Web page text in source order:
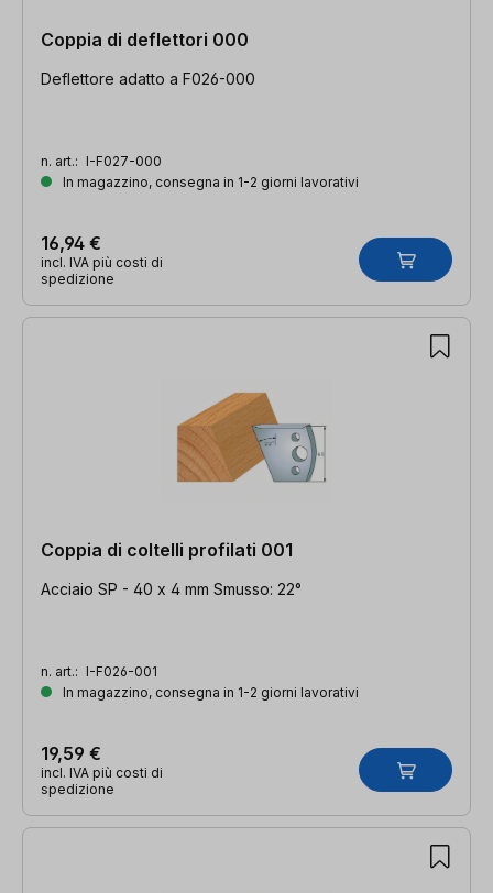
Coppia di deflettori 000
Deflettore adatto a F026-000
n. art.: I-F027-000
In magazzino, consegna in 1-2 giorni lavorativi
16,94 €
incl. IVA più costi di
spedizione
Coppia di coltelli profilati 001
Acciaio SP - 40 x 4 mm Smusso: 22°
n. art.: I-F026-001
In magazzino, consegna in 1-2 giorni lavorativi
19,59 €
incl. IVA più costi di
spedizione